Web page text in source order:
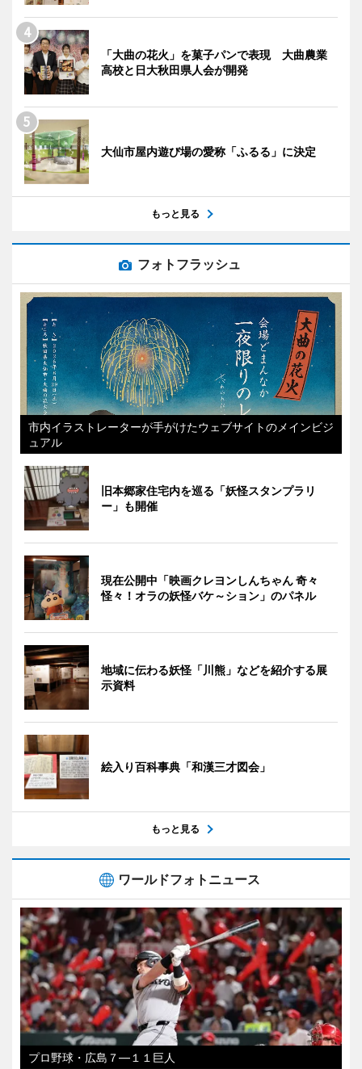
「大曲の花火」を菓子パンで表現 大曲農業
高校と日大秋田県人会が開発
大仙市屋内遊び場の愛称「ふるる」に決定
もっと見る
フォトフラッシュ
市内イラストレーターが手がけたウェブサイトのメインビジ
ュアル
旧本郷家住宅内を巡る「妖怪スタンプラリ
ー」も開催
現在公開中「映画クレヨンしんちゃん 奇々
怪々！オラの妖怪バケ～ション」のパネル
地域に伝わる妖怪「川熊」などを紹介する展
示資料
絵入り百科事典「和漢三才図会」
もっと見る
ワールドフォトニュース
プロ野球・広島７―１１巨人